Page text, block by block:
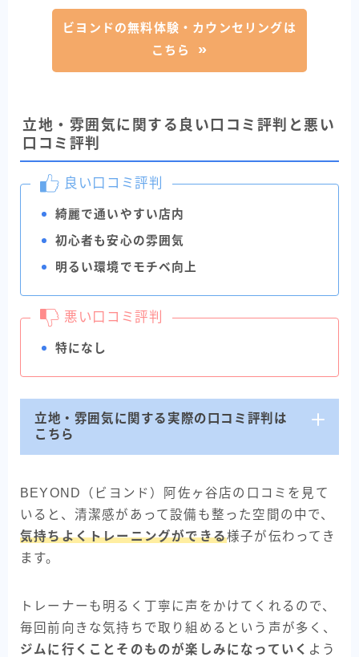
ビヨンドの無料体験・カウンセリングは
こちら
立地・雰囲気に関する良い口コミ評判と悪い
口コミ評判
良い口コミ評判
綺麗で通いやすい店内
初心者も安心の雰囲気
明るい環境でモチベ向上
悪い口コミ評判
特になし
立地・雰囲気に関する実際の口コミ評判は
こちら
BEYOND（ビヨンド）阿佐ヶ谷店の口コミを見て
いると、清潔感があって設備も整った空間の中で、
気持ちよくトレーニングができる様子が伝わってき
ます。
トレーナーも明るく丁寧に声をかけてくれるので、
毎回前向きな気持ちで取り組めるという声が多く、
ジムに行くことそのものが楽しみになっていく よう